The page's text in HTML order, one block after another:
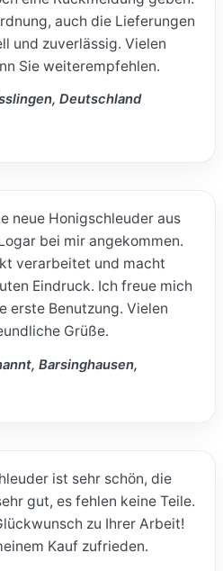
auch die Lieferungen
und zuverlässig. Vielen
Sie weiterempfehlen.
Deutschland
neue Honigschleuder aus
bei mir angekommen.
verarbeitet und macht
Eindruck. Ich freue mich
erste Benutzung. Vielen
Grüße.
Barsinghausen,
ist sehr schön, die
gut, es fehlen keine Teile.
zu Ihrer Arbeit!
Kauf zufrieden.